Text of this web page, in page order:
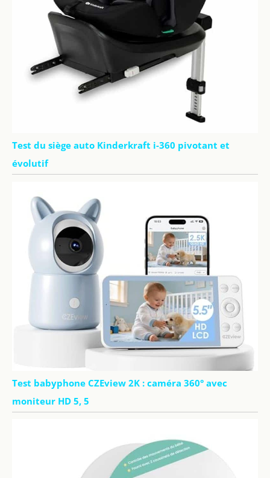
Test du siège auto Kinderkraft i-360 pivotant et
évolutif
Test babyphone CZEview 2K : caméra 360° avec
moniteur HD 5, 5